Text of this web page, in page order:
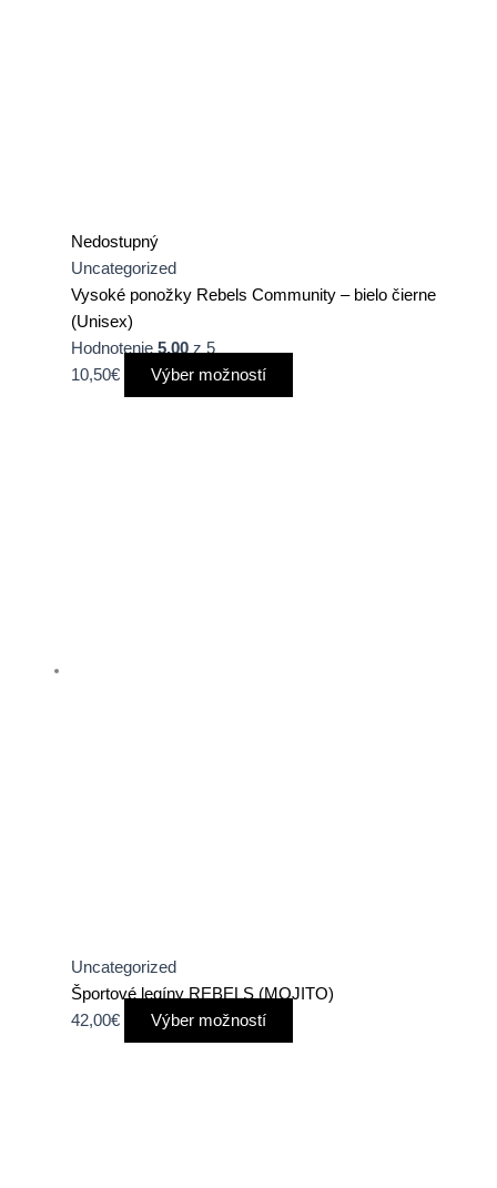
Nedostupný
Uncategorized
Vysoké ponožky Rebels Community – bielo čierne
(Unisex)
Hodnotenie 5.00z 5
10,50€ Výber možností
Uncategorized
Športové legíny REBELS (MOJITO)
42,00€ Výber možností